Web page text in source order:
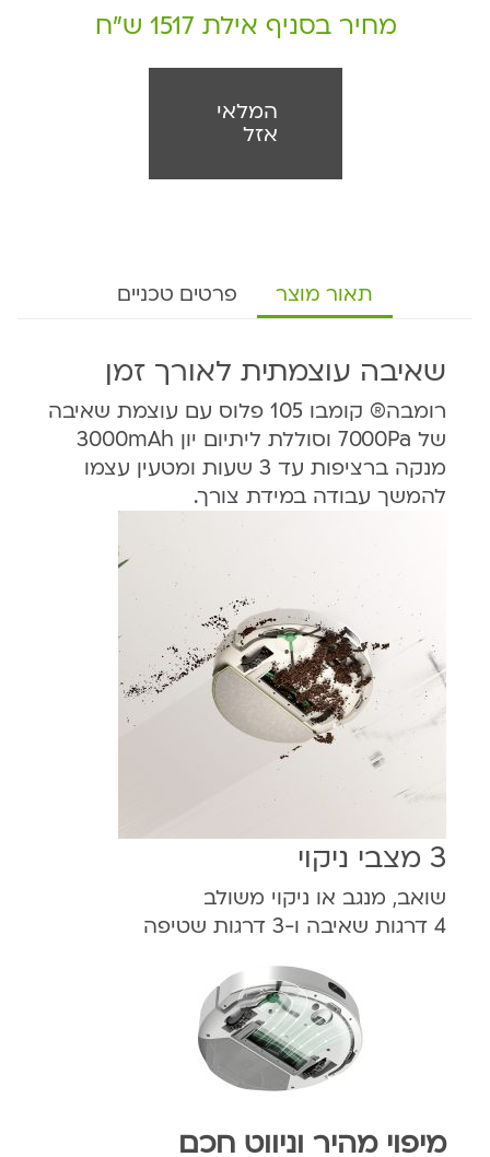
מחיר בסניף אילת 1517 ש"ח
המלאי
אזל
תאור מוצר פרטים טכניים
שאיבה עוצמתית לאורך זמן
רומבה® קומבו 105 פלוס עם עוצמת שאיבה
של 7000Pa וסוללת ליתיום יון 3000mAh
מנקה ברציפות עד 3 שעות ומטעין עצמו
להמשך עבודה במידת צורך.
3 מצבי ניקוי
שואב, מנגב או ניקוי משולב
4 דרגות שאיבה ו-3 דרגות שטיפה
מיפוי מהיר וניווט חכם